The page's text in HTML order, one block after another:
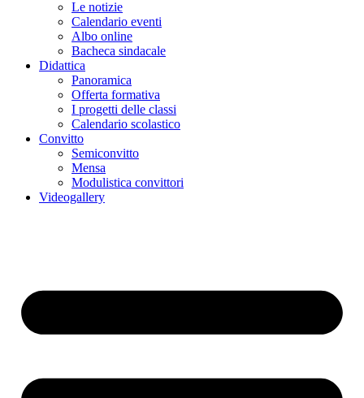
Le notizie
Calendario eventi
Albo online
Bacheca sindacale
Didattica
Panoramica
Offerta formativa
I progetti delle classi
Calendario scolastico
Convitto
Semiconvitto
Mensa
Modulistica convittori
Videogallery